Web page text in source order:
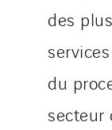
des
du
secteur